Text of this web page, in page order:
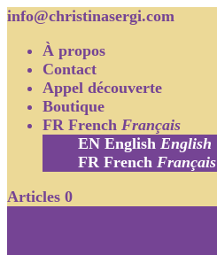
info@christinasergi.com
À propos
Contact
Appel découverte
Boutique
FR French Français
EN English English
FR French Français
Articles 0